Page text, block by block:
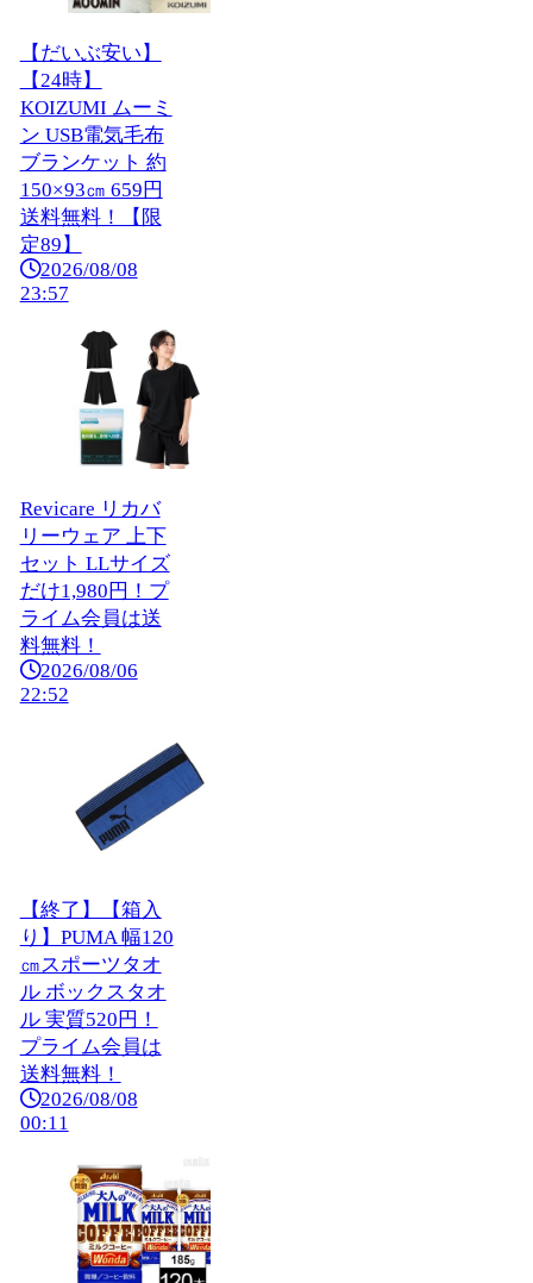
【だいぶ安い】
【24時】
KOIZUMI ムーミ
ン USB電気毛布
ブランケット 約
150×93㎝ 659円
送料無料！【限
定89】
2026/08/08
23:57
Revicare リカバ
リーウェア 上下
セット LLサイズ
だけ1,980円！プ
ライム会員は送
料無料！
2026/08/06
22:52
【終了】【箱入
り】PUMA 幅120
㎝スポーツタオ
ル ボックスタオ
ル 実質520円！
プライム会員は
送料無料！
2026/08/08
00:11